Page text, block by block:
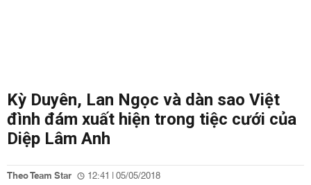
Kỳ Duyên, Lan Ngọc và dàn sao Việt
đình đám xuất hiện trong tiệc cưới của
Diệp Lâm Anh
Theo Team Star 12:41 | 05/05/2018